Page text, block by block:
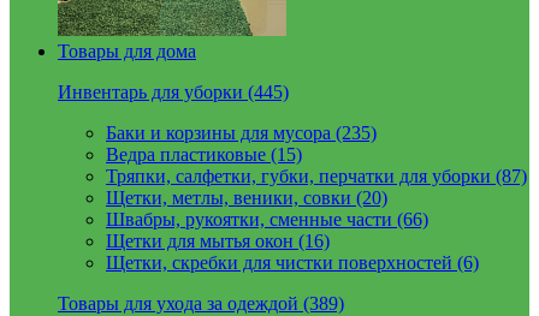
Товары для дома
Инвентарь для уборки (445)
Баки и корзины для мусора (235)
Ведра пластиковые (15)
Тряпки, салфетки, губки, перчатки для уборки (87)
Щетки, метлы, веники, совки (20)
Швабры, рукоятки, сменные части (66)
Щетки для мытья окон (16)
Щетки, скребки для чистки поверхностей (6)
Товары для ухода за одеждой (389)